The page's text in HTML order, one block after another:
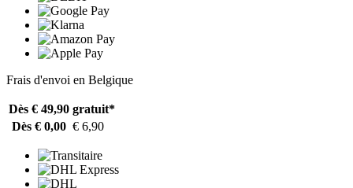
Frais d'envoi en Belgique
Dès € 49,90 gratuit*
Dès € 0,00 € 6,90